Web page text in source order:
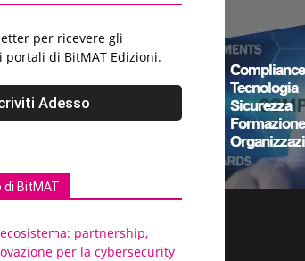
per ricevere gli
di BitMAT Edizioni.
di BitMAT
partnership,
per la cybersecurity